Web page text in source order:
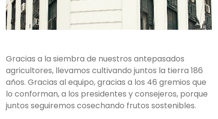
Gracias a la siembra de nuestros antepasados
agricultores, llevamos cultivando juntos la tierra 186
años. Gracias al equipo, gracias a los 46 gremios que
lo conforman, a los presidentes y consejeros, porque
juntos seguiremos cosechando frutos sostenibles.